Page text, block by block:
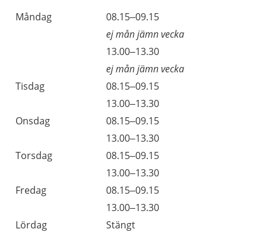
Måndag
08.15–09.15
ej mån jämn vecka
13.00–13.30
ej mån jämn vecka
Tisdag
08.15–09.15
13.00–13.30
Onsdag
08.15–09.15
13.00–13.30
Torsdag
08.15–09.15
13.00–13.30
Fredag
08.15–09.15
13.00–13.30
Lördag
Stängt